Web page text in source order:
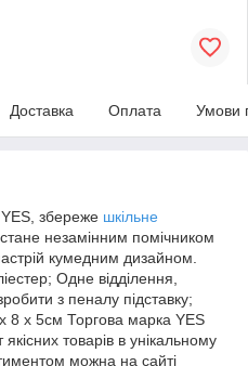
Доставка Оплата Умови
збереже шкільне
стане незамінним помічником
кумедним дизайном.
Одне відділення,
з пеналу підставку;
8 х 5см Торгова марка YES
товарів в унікальному
можна на сайті